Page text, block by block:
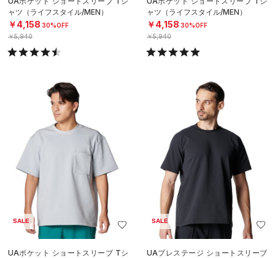
ャツ（ライフスタイル/MEN）
￥4,158 30%OFF
￥5,940
ャツ（ライフスタイル/MEN）
￥4,158 30%OFF
￥5,940
SALE
UAポケット ショートスリーブ Tシ
SALE
UAプレステージ ショートスリーブ